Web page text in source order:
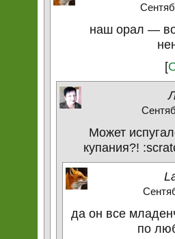
наш орал —
[
Может
купания?!
да он все
по